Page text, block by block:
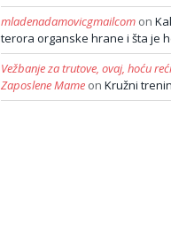
mladenadamovicgmailcom on
terora organske hrane i šta je
Vežbanje za trutove, ovaj, hoću
Zaposlene Mame on Kružni